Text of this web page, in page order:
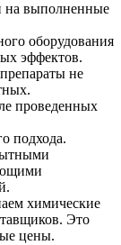
на выполненные
оборудования
эффектов.
не
проведенных
подхода.
химические
Это
цены.